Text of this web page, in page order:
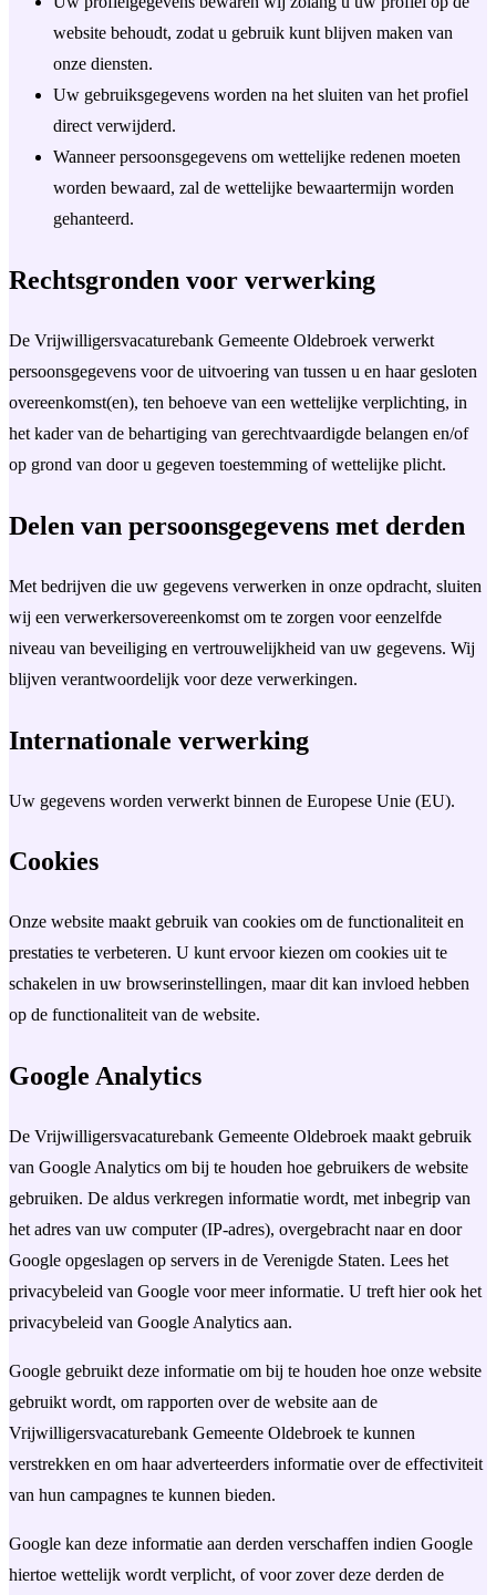
website behoudt, zodat u gebruik kunt blijven maken van
onze diensten.
Uw gebruiksgegevens worden na het sluiten van het profiel
direct verwijderd.
Wanneer persoonsgegevens om wettelijke redenen moeten
worden bewaard, zal de wettelijke bewaartermijn worden
gehanteerd.
Rechtsgronden voor verwerking
De Vrijwilligersvacaturebank Gemeente Oldebroek verwerkt
persoonsgegevens voor de uitvoering van tussen u en haar gesloten
overeenkomst(en), ten behoeve van een wettelijke verplichting, in
het kader van de behartiging van gerechtvaardigde belangen en/of
op grond van door u gegeven toestemming of wettelijke plicht.
Delen van persoonsgegevens met derden
Met bedrijven die uw gegevens verwerken in onze opdracht, sluiten
wij een verwerkersovereenkomst om te zorgen voor eenzelfde
niveau van beveiliging en vertrouwelijkheid van uw gegevens. Wij
blijven verantwoordelijk voor deze verwerkingen.
Internationale verwerking
Uw gegevens worden verwerkt binnen de Europese Unie (EU).
Cookies
Onze website maakt gebruik van cookies om de functionaliteit en
prestaties te verbeteren. U kunt ervoor kiezen om cookies uit te
schakelen in uw browserinstellingen, maar dit kan invloed hebben
op de functionaliteit van de website.
Google Analytics
De Vrijwilligersvacaturebank Gemeente Oldebroek maakt gebruik
van Google Analytics om bij te houden hoe gebruikers de website
gebruiken. De aldus verkregen informatie wordt, met inbegrip van
het adres van uw computer (IP-adres), overgebracht naar en door
Google opgeslagen op servers in de Verenigde Staten. Lees het
privacybeleid van Google voor meer informatie. U treft hier ook het
privacybeleid van Google Analytics aan.
Google gebruikt deze informatie om bij te houden hoe onze website
gebruikt wordt, om rapporten over de website aan de
Vrijwilligersvacaturebank Gemeente Oldebroek te kunnen
verstrekken en om haar adverteerders informatie over de effectiviteit
van hun campagnes te kunnen bieden.
Google kan deze informatie aan derden verschaffen indien Google
hiertoe wettelijk wordt verplicht, of voor zover deze derden de